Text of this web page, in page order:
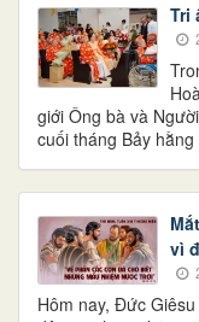
Tri
giới Ông bà và
cuối tháng Bảy hằng
vì
Hôm nay, Đức